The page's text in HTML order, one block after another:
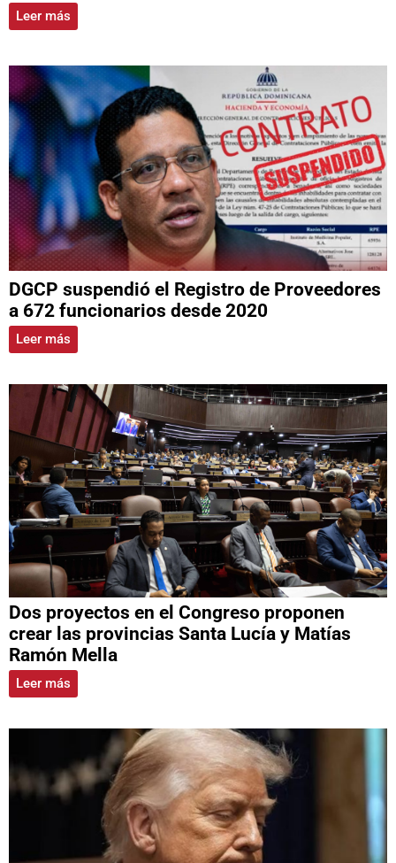
Leer más
DGCP suspendió el Registro de Proveedores
a 672 funcionarios desde 2020
Leer más
Dos proyectos en el Congreso proponen
crear las provincias Santa Lucía y Matías
Ramón Mella
Leer más